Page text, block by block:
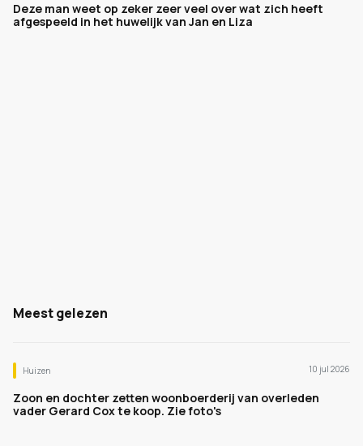
Deze man weet op zeker zeer veel over wat zich heeft
afgespeeld in het huwelijk van Jan en Liza
Meest gelezen
Huizen 10 jul 2026
Zoon en dochter zetten woonboerderij van overleden
vader Gerard Cox te koop. Zie foto's